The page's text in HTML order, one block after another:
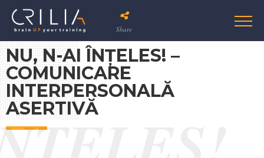
Share
NU, N-AI ÎNȚELES! –
COMUNICARE
INTERPERSONALĂ
ASERTIVĂ